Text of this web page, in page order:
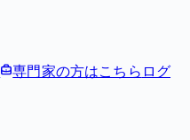
専門家の方はこちら ログ